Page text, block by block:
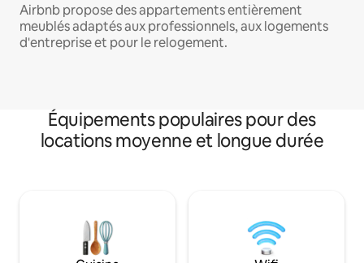
Airbnb propose des appartements entièrement
meublés adaptés aux professionnels, aux logements
d'entreprise et pour le relogement.
Équipements populaires pour des
locations moyenne et longue durée